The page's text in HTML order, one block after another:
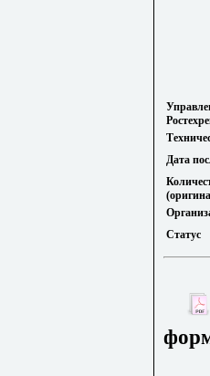
Дата
Статус